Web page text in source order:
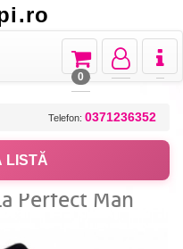
Toggle
Toggle
navigation
Toggle
navigation
0
Telefon: 0371236352
LISTĂ
Perfect Man